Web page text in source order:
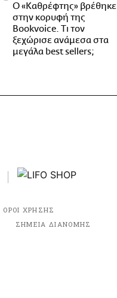
Ο «Καθρέφτης» βρέθηκε
στην κορυφή της
Bookvoice. Τι τον
ξεχώρισε ανάμεσα στα
μεγάλα best sellers;
ΟΡΟΙ ΧΡΗΣΗΣ
ΣΗΜΕΙΑ ΔΙΑΝΟΜΗΣ